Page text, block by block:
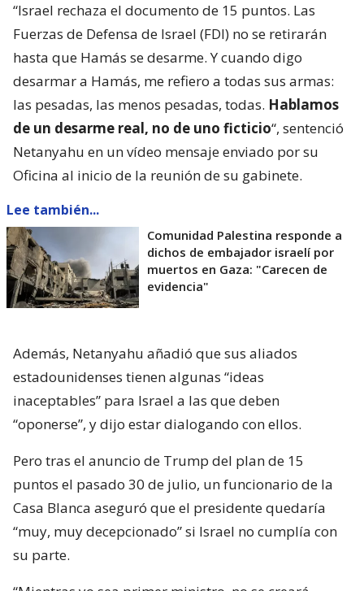
“Israel rechaza el documento de 15 puntos. Las
Fuerzas de Defensa de Israel (FDI) no se retirarán
hasta que Hamás se desarme. Y cuando digo
desarmar a Hamás, me refiero a todas sus armas:
las pesadas, las menos pesadas, todas. Hablamos
de un desarme real, no de uno ficticio“, sentenció
Netanyahu en un vídeo mensaje enviado por su
Oficina al inicio de la reunión de su gabinete.
Lee también...
Comunidad Palestina responde a
dichos de embajador israelí por
muertos en Gaza: "Carecen de
evidencia"
Además, Netanyahu añadió que sus aliados
estadounidenses tienen algunas “ideas
inaceptables” para Israel a las que deben
“oponerse”, y dijo estar dialogando con ellos.
Pero tras el anuncio de Trump del plan de 15
puntos el pasado 30 de julio, un funcionario de la
Casa Blanca aseguró que el presidente quedaría
“muy, muy decepcionado” si Israel no cumplía con
su parte.